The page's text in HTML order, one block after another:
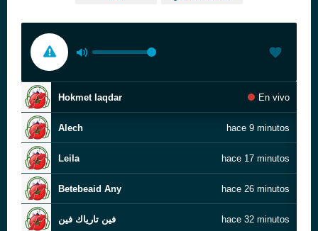
Hokmet laqdar En vivo
Alech hace 9 minutos
Leila hace 17 minutos
Betebeaid Any hace 26 minutos
فين تارياك فين hace 32 minutos